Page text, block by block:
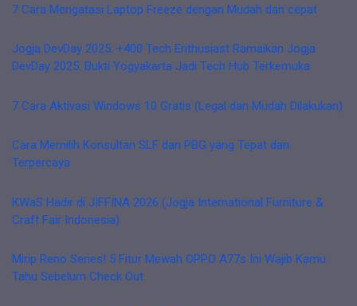
7 Cara Mengatasi Laptop Freeze dengan Mudah dan cepat
Jogja DevDay 2025: +400 Tech Enthusiast Ramaikan Jogja
DevDay 2025: Bukti Yogyakarta Jadi Tech Hub Terkemuka
7 Cara Aktivasi Windows 10 Gratis (Legal dan Mudah Dilakukan)
Cara Memilih Konsultan SLF dan PBG yang Tepat dan
Terpercaya
KWaS Hadir di JIFFINA 2026 (Jogja International Furniture &
Craft Fair Indonesia)
Mirip Reno Series! 5 Fitur Mewah OPPO A77s Ini Wajib Kamu
Tahu Sebelum Check Out